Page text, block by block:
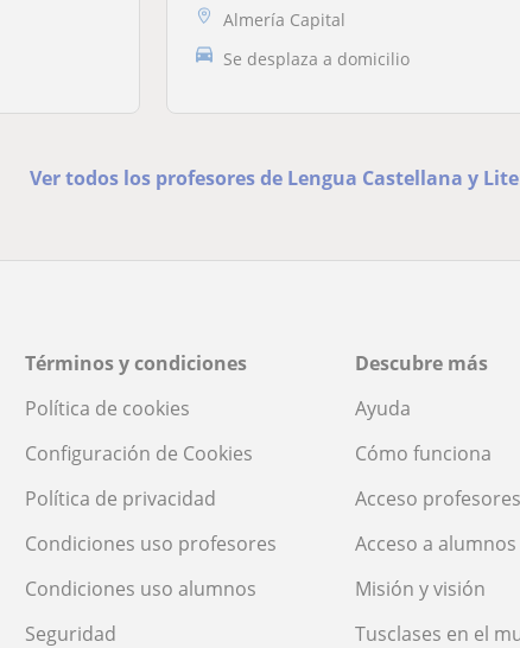
Almería Capital
Se desplaza a domicilio
Ver todos los profesores de Lengua Castellana y
Términos y condiciones
Política de cookies
Configuración de Cookies
Política de privacidad
Condiciones uso profesores
Condiciones uso alumnos
Seguridad
Descubre más
Ayuda
Cómo funciona
Acceso profesores
Acceso a alumnos
Misión y visión
Tusclases en el